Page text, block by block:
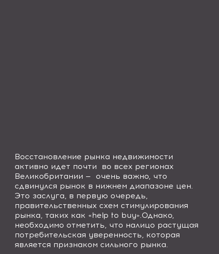
Восстановление рынка недвижимости
активно идет почти во всех регионах
Великобритании — очень важно, что
сдвинулся рынок в нижнем диапазоне цен.
Это заслуга, в первую очередь,
правительственных схем стимулирования
рынка, таких как «help to buy».Однако,
необходимо отметить, что налицо растущая
потребительская уверенность, которая
является признаком сильного рынка.